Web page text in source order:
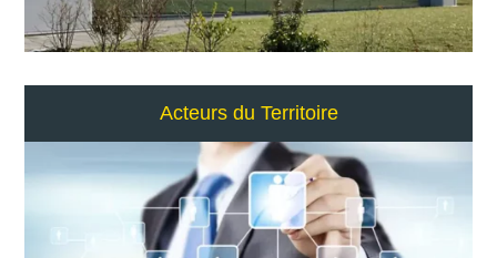
Acteurs du Territoire